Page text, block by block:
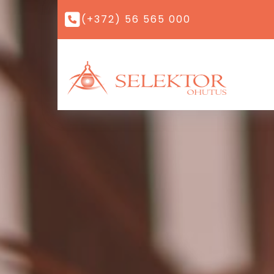
(+372) 56 565 000